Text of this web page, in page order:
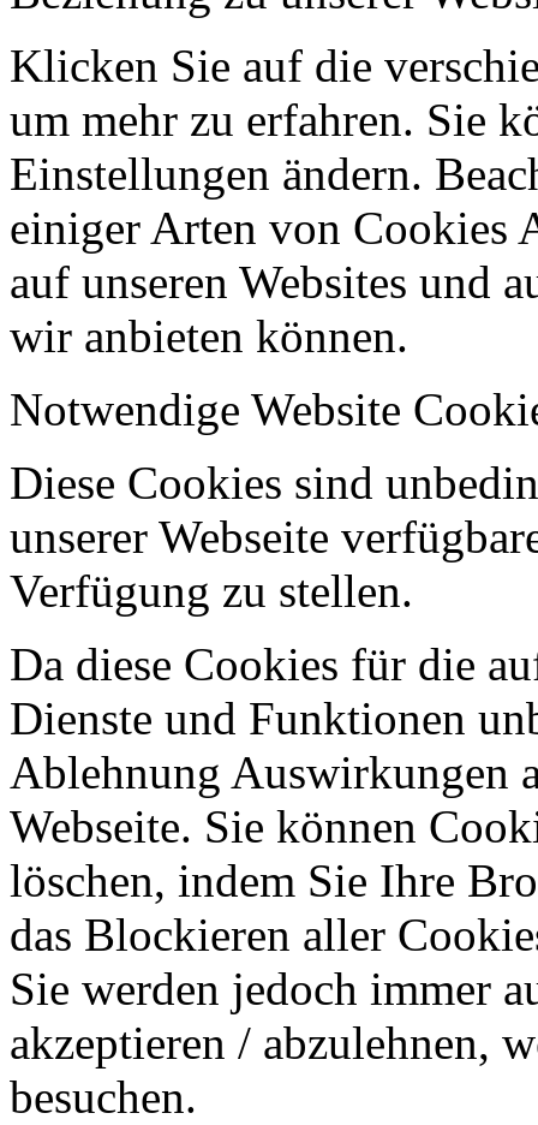
Klicken Sie auf die
um mehr zu erfahren. Sie
Einstellungen ändern.
einiger Arten von Cookies
auf unseren Websites und
wir anbieten können.
Notwendige Website
Diese Cookies sind
unserer Webseite
Verfügung zu stellen.
Da diese Cookies für die
Dienste und Funktionen
Ablehnung Auswirkungen
Webseite. Sie können
löschen, indem Sie Ihre
das Blockieren aller
Sie werden jedoch immer
akzeptieren / abzulehnen,
besuchen.